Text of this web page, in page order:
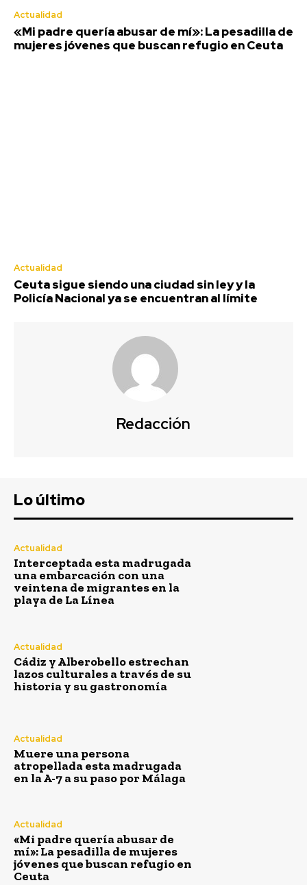
Actualidad
«Mi padre quería abusar de mí»: La pesadilla de
mujeres jóvenes que buscan refugio en Ceuta
Actualidad
Ceuta sigue siendo una ciudad sin ley y la
Policía Nacional ya se encuentran al límite
Redacción
Lo último
Actualidad
Interceptada esta madrugada
una embarcación con una
veintena de migrantes en la
playa de La Línea
Actualidad
Cádiz y Alberobello estrechan
lazos culturales a través de su
historia y su gastronomía
Actualidad
Muere una persona
atropellada esta madrugada
en la A-7 a su paso por Málaga
Actualidad
«Mi padre quería abusar de
mí»: La pesadilla de mujeres
jóvenes que buscan refugio en
Ceuta